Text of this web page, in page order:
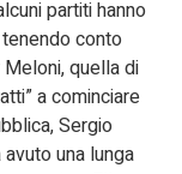
partiti hanno
conto
quella di
a cominciare
Sergio
una lunga